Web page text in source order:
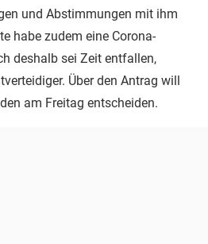
und Abstimmungen mit ihm
habe zudem eine Corona-
deshalb sei Zeit entfallen,
Über den Antrag will
am Freitag entscheiden.